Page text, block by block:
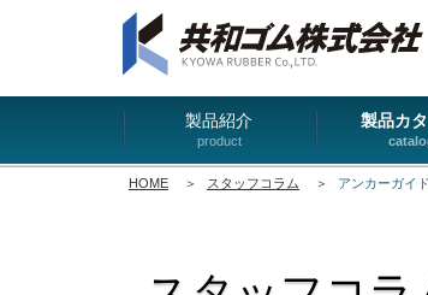
製品紹介
product
製品カ
HOME ＞ スタッフコラム ＞ アンカーガイ